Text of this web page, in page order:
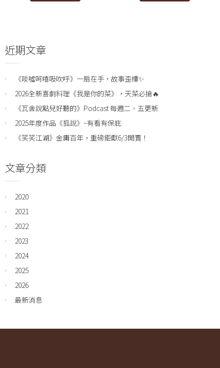
近期文章
《啖噓呵嘻吸吹呼》一扇在手，故事歪樓✨
2026全新喜劇料理《我是你的菜》，天菜必搶🔥
《瓦舍說點兒好聽的》Podcast 每週二、五更新
2025年度作品《狐說》~有看有保庇
《笑笑江湖》金庸百年，重磅鉅獻6/3開賣！
文章分類
2020
2021
2022
2023
2024
2025
2026
最新消息